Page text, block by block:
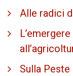
Alle radici
Sulla